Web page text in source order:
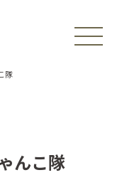
隊
んこ隊